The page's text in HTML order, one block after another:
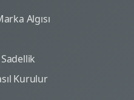
Algısı
Kurulur